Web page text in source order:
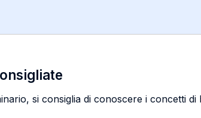
si consiglia di conoscere i concetti